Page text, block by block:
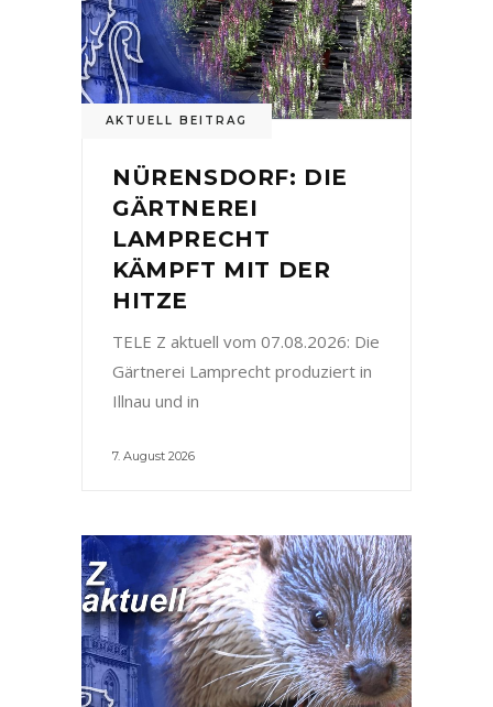
AKTUELL BEITRAG
NÜRENSDORF: DIE
GÄRTNEREI
LAMPRECHT
KÄMPFT MIT DER
HITZE
TELE Z aktuell vom 07.08.2026: Die
Gärtnerei Lamprecht produziert in
Illnau und in
7. August 2026